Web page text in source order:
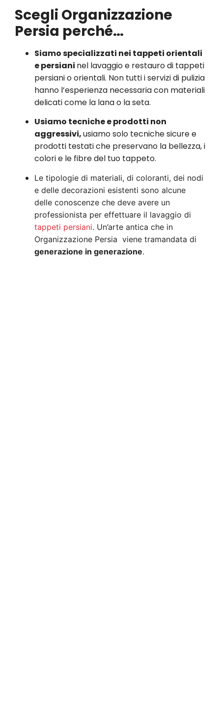
Scegli Organizzazione
Persia perché…
Siamo specializzati nei tappeti orientali
e persiani nel lavaggio e restauro di tappeti
persiani o orientali. Non tutti i servizi di pulizia
hanno l’esperienza necessaria con materiali
delicati come la lana o la seta.
Usiamo tecniche e prodotti non
aggressivi,usiamo solo tecniche sicure e
prodotti testati che preservano la bellezza, i
colori e le fibre del tuo tappeto.
Le tipologie di materiali, di coloranti, dei nodi
e delle decorazioni esistenti sono alcune
delle conoscenze che deve avere un
professionista per effettuare il lavaggio di
tappeti persiani. Un’arte antica che in
Organizzazione Persia viene tramandata di
generazione in generazione.